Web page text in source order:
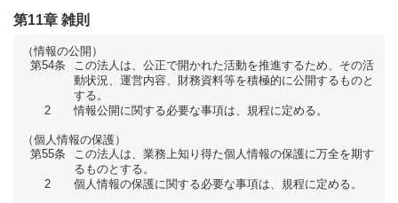
第11章 雑則
（情報の公開）
第54条
この法人は、公正で開かれた活動を推進するため、その活
動状況、運営内容、財務資料等を積極的に公開するものと
する。
2
情報公開に関する必要な事項は、規程に定める。
（個人情報の保護）
第55条
この法人は、業務上知り得た個人情報の保護に万全を期す
るものとする。
2
個人情報の保護に関する必要な事項は、規程に定める。